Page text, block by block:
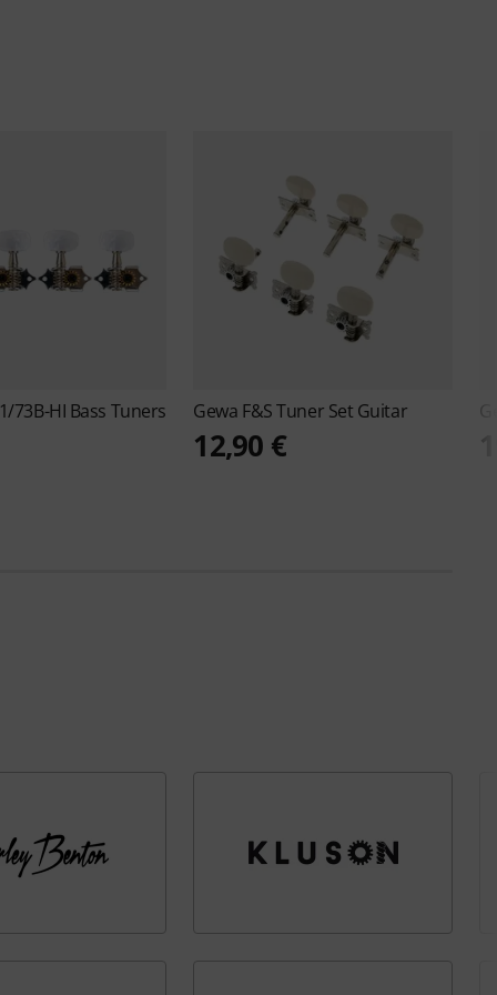
73B-HI Bass Tuners Gewa F&S Tuner Set Guitar
12,90 €